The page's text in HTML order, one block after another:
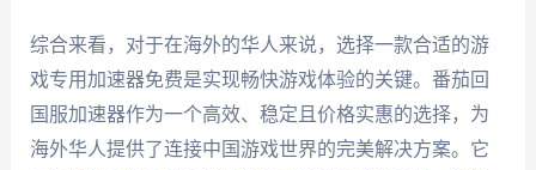
综合来看，对于在海外的华人来说，选择一款合适的游
戏专用加速器免费是实现畅快游戏体验的关键。番茄回
国服加速器作为一个高效、稳定且价格实惠的选择，为
海外华人提供了连接中国游戏世界的完美解决方案。它